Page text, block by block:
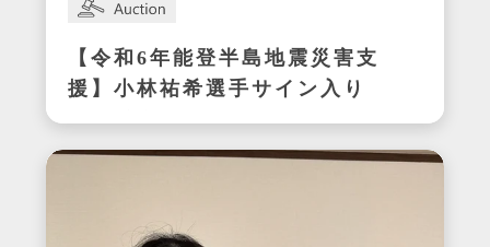
【令和6年能登半島地震災害支
援】小林祐希選手サイン入り
スパイク